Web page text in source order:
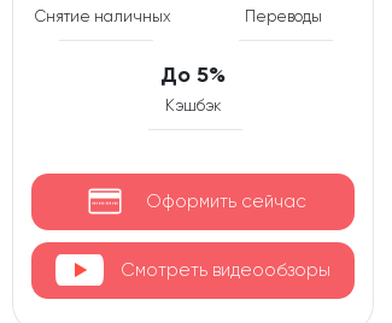
Снятие наличных Переводы
До 5%
Кэшбэк
Оформить сейчас
Смотреть видеообзоры